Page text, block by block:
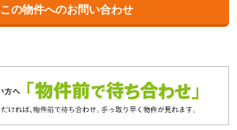
この物件へのお問い合わせ